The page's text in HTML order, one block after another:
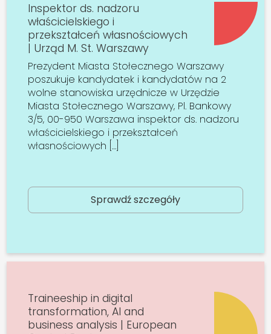
Inspektor ds. nadzoru
właścicielskiego i
przekształceń własnościowych
| Urząd M. St. Warszawy
Prezydent Miasta Stołecznego Warszawy
poszukuje kandydatek i kandydatów na 2
wolne stanowiska urzędnicze w Urzędzie
Miasta Stołecznego Warszawy, Pl. Bankowy
3/5, 00-950 Warszawa inspektor ds. nadzoru
właścicielskiego i przekształceń
własnościowych […]
Sprawdź szczegóły
Traineeship in digital
transformation, AI and
business analysis | European